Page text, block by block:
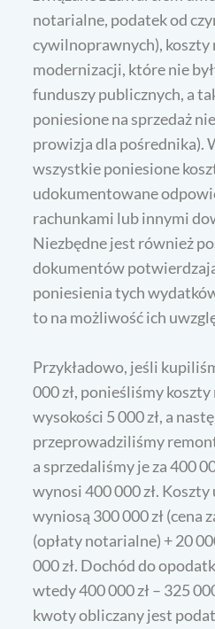
notarialne, podatek od
cywilnoprawnych),
modernizacji, które nie
funduszy publicznych, a
poniesione na sprzedaż
prowizja dla pośrednika).
wszystkie poniesione
udokumentowane
rachunkami lub innymi
Niezbędne jest również
dokumentów
poniesienia tych
to na możliwość ich
Przykładowo, jeśli
000 zł, ponieśliśmy
wysokości 5 000 zł, a
przeprowadziliśmy
a sprzedaliśmy je za 400
wynosi 400 000 zł.
wyniosą 300 000 zł (cena
(opłaty notarialne) + 20
000 zł. Dochód do
wtedy 400 000 zł – 325
kwoty obliczany jest